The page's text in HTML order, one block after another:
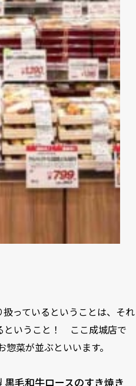
っているということは、それ
ということ！ ここ成城店で
菜が並ぶといいます。
毛和牛ロースのすき焼き